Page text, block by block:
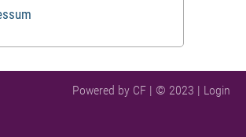
Powered by CF | © 2023 | Login